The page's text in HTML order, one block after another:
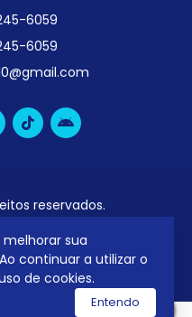
melhorar sua
continuar a utilizar o
de cookies.
Entendo
6059
6059
reservados.